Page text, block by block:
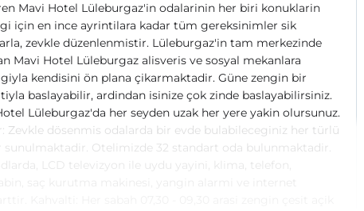
Mavi Hotel Lüleburgaz'in odalarinin her biri konuklarin
için en ince ayrintilara kadar tüm gereksinimler sik
zevkle düzenlenmistir. Lüleburgaz'in tam merkezinde
Mavi Hotel Lüleburgaz alisveris ve sosyal mekanlara
kendisini ön plana çikarmaktadir. Güne zengin bir
baslayabilir, ardindan isinize çok zinde baslayabilirsiniz.
Lüleburgaz'da her seyden uzak her yere yakin olursunuz.
Zevkle dösenmis odalarda bir evde bulabileceginiz her türlü
sunulmaktadir. Otelimizde 32 standart oda bulunmaktadir.
LCD televizyon ile uydu yayini, klima, telefon,